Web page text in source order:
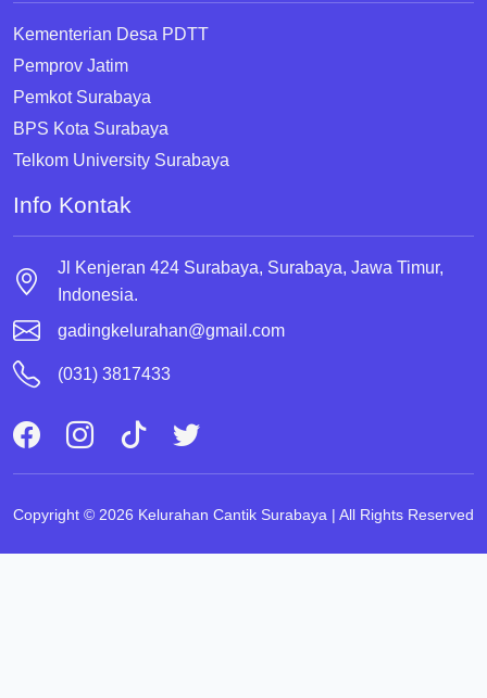
Kementerian Desa PDTT
Pemprov Jatim
Pemkot Surabaya
BPS Kota Surabaya
Telkom University Surabaya
Info Kontak
Jl Kenjeran 424 Surabaya, Surabaya, Jawa Timur,
Indonesia.
gadingkelurahan@gmail.com
(031) 3817433
Copyright © 2026 Kelurahan Cantik Surabaya | All Rights Reserved